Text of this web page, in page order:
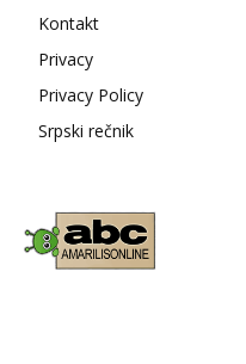
Kontakt
Privacy
Privacy Policy
Srpski rečnik